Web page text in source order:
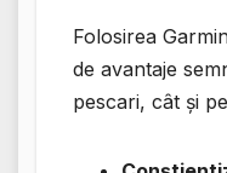
Folosirea
de avantaje
pescari, cât și